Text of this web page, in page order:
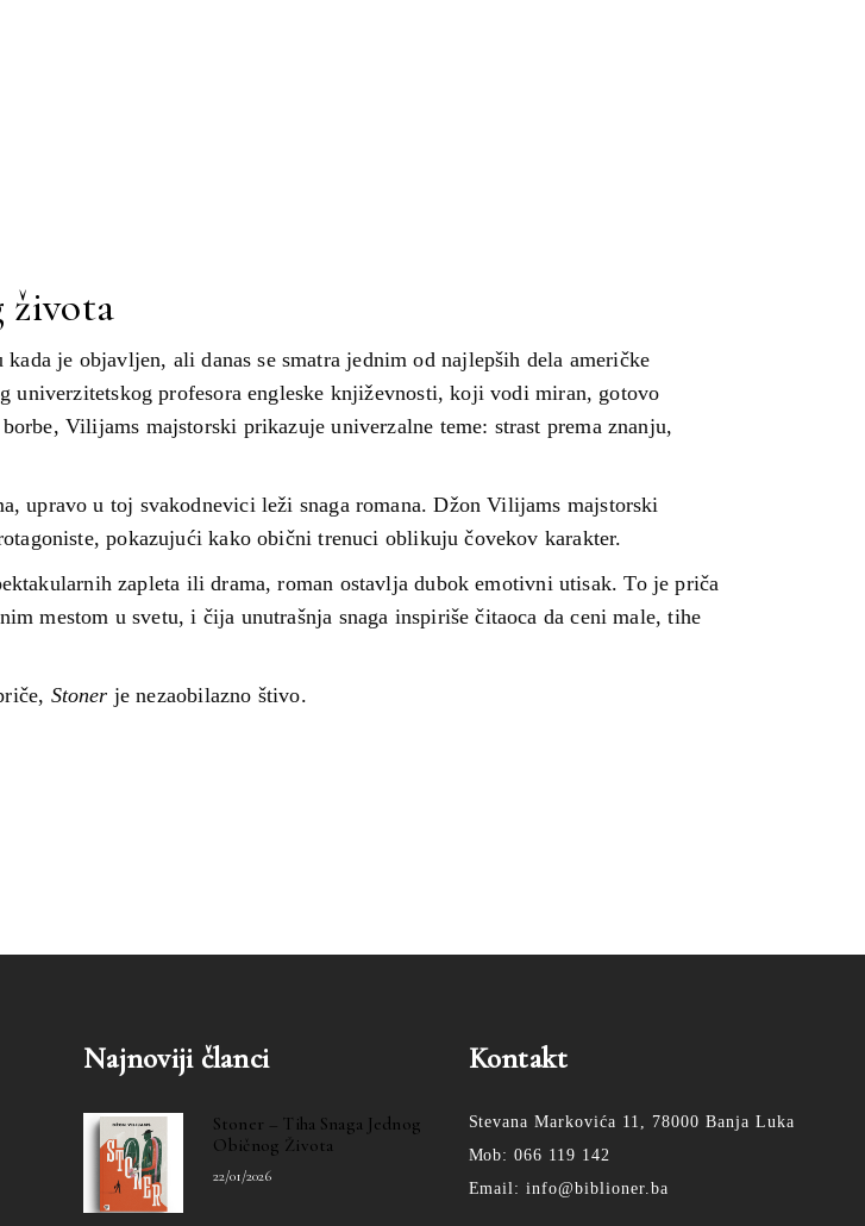
života
je objavljen, ali danas se smatra jednim od najlepših dela američke
profesora engleske književnosti, koji vodi miran, gotovo
Vilijams majstorski prikazuje univerzalne teme: strast prema znanju,
upravo u toj svakodnevici leži snaga romana. Džon Vilijams majstorski
pokazujući kako obični trenuci oblikuju čovekov karakter.
zapleta ili drama, roman ostavlja dubok emotivni utisak. To je priča
mestom u svetu, i čija unutrašnja snaga inspiriše čitaoca da ceni male, tihe
Stoner je nezaobilazno štivo.
Najnoviji članci
Stoner – Tiha Snaga Jednog
Običnog Života
22/01/2026
Kontakt
Stevana Markovića 11, 78000 Banja Luka
Mob: 066 119 142
Email: info@biblioner.ba